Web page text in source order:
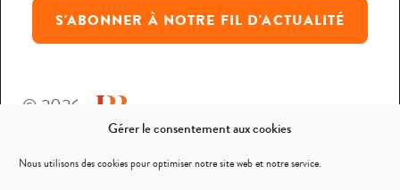
Gérer le consentement aux cookies
Nous utilisons des cookies pour optimiser notre site web et notre service.
S'ABONNER À NOTRE FIL D'ACTUALITÉ
© 2026